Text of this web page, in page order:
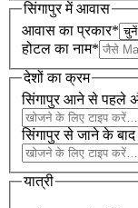
सिंगापुर में आवास
आवास का प्रकार*
होटल का नाम*
देशों का क्रम
सिंगापुर आने से पहले
सिंगापुर से जाने के
यात्री